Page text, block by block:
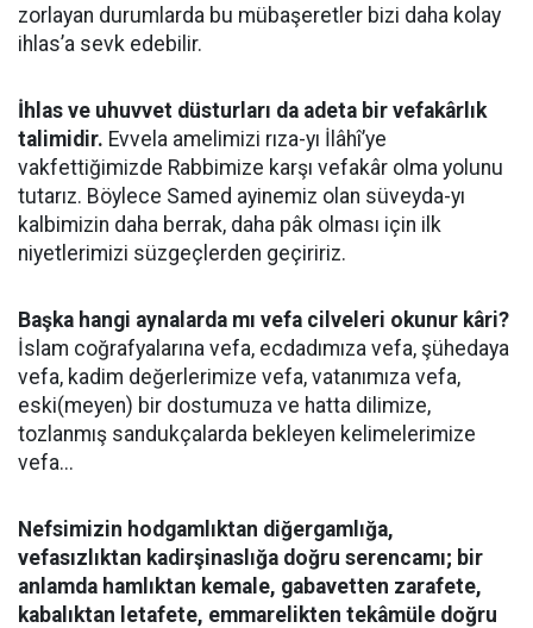
zorlayan durumlarda bu mübaşeretler bizi daha kolay
ihlas’a sevk edebilir.
İhlas ve uhuvvet düsturları da adeta bir vefakârlık
talimidir. Evvela amelimizi rıza-yı İlâhî’ye
vakfettiğimizde Rabbimize karşı vefakâr olma yolunu
tutarız. Böylece Samed ayinemiz olan süveyda-yı
kalbimizin daha berrak, daha pâk olması için ilk
niyetlerimizi süzgeçlerden geçiririz.
Başka hangi aynalarda mı vefa cilveleri okunur kâri?
İslam coğrafyalarına vefa, ecdadımıza vefa, şühedaya
vefa, kadim değerlerimize vefa, vatanımıza vefa,
eski(meyen) bir dostumuza ve hatta dilimize,
tozlanmış sandukçalarda bekleyen kelimelerimize
vefa...
Nefsimizin hodgamlıktan diğergamlığa,
vefasızlıktan kadirşinaslığa doğru serencamı; bir
anlamda hamlıktan kemale, gabavetten zarafete,
kabalıktan letafete, emmarelikten tekâmüle doğru